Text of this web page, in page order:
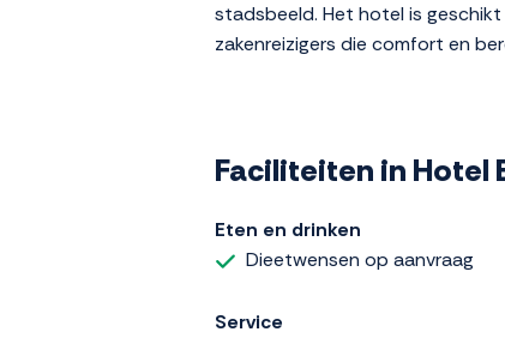
stadsbeeld. Het hotel is
zakenreizigers die comfort en
Faciliteiten in Hotel
Eten en drinken
Dieetwensen op aanvraag
Service